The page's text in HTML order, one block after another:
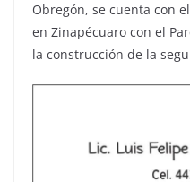
Obregón, se cuenta con
en Zinapécuaro con el
la construcción de la